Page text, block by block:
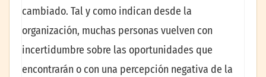
cambiado. Tal y como indican desde la
organización, muchas personas vuelven con
incertidumbre sobre las oportunidades que
encontrarán o con una percepción negativa de la